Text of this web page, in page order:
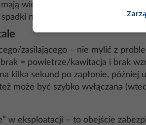
większy pobór prądu i
napięć (pomiar pod
zasilającego – nie mylić z
= powietrze/kawitacja i brak
kilka sekund po zapłonie,
może być szybko wyłączana
w eksploatacji – to obejście